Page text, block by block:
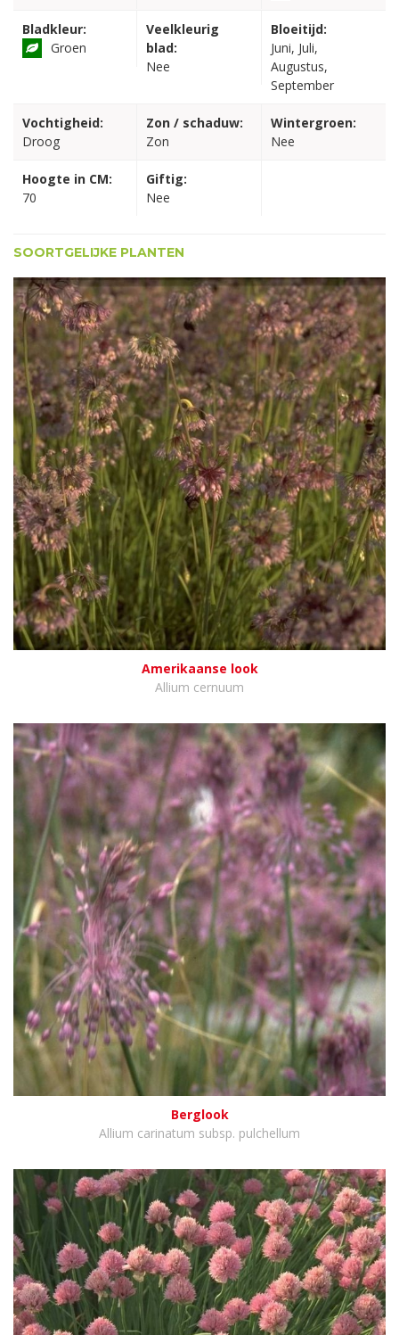
Bladkleur:
Groen
Veelkleurig
blad:
Nee
Bloeitijd:
Juni, Juli,
Augustus,
September
Vochtigheid:
Droog
Zon / schaduw:
Zon
Wintergroen:
Nee
Hoogte in CM:
70
Giftig:
Nee
SOORTGELIJKE PLANTEN
Amerikaanse look
Allium cernuum
Berglook
Allium carinatum subsp. pulchellum